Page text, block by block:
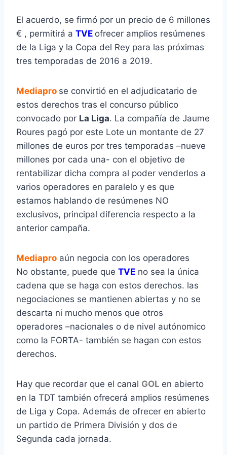
El acuerdo, se firmó por un precio de 6 millones
€ , permitirá a TVE ofrecer amplios resúmenes
de la Liga y la Copa del Rey para las próximas
tres temporadas de 2016 a 2019.
Mediapro se convirtió en el adjudicatario de
estos derechos tras el concurso público
convocado por La Liga. La compañía de Jaume
Roures pagó por este Lote un montante de 27
millones de euros por tres temporadas –nueve
millones por cada una- con el objetivo de
rentabilizar dicha compra al poder venderlos a
varios operadores en paralelo y es que
estamos hablando de resúmenes NO
exclusivos, principal diferencia respecto a la
anterior campaña.
Mediapro aún negocia con los operadores
No obstante, puede que TVE no sea la única
cadena que se haga con estos derechos. las
negociaciones se mantienen abiertas y no se
descarta ni mucho menos que otros
operadores –nacionales o de nivel autónomico
como la FORTA- también se hagan con estos
derechos.
Hay que recordar que el canal GOL en abierto
en la TDT también ofrecerá amplios resúmenes
de Liga y Copa. Además de ofrecer en abierto
un partido de Primera División y dos de
Segunda cada jornada.